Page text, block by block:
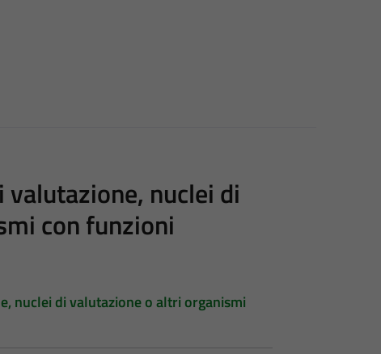
nuclei di
con funzioni
nuclei di valutazione o altri organismi